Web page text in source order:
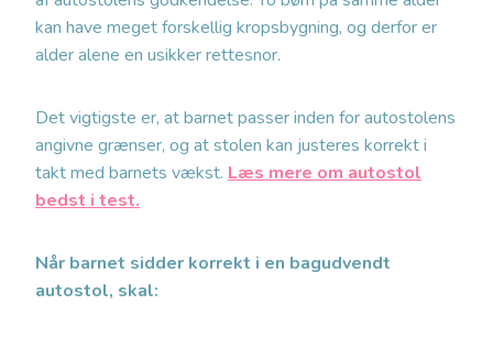
kan have meget forskellig kropsbygning, og derfor er
alder alene en usikker rettesnor.
Det vigtigste er, at barnet passer inden for autostolens
angivne grænser, og at stolen kan justeres korrekt i
takt med barnets vækst. Læs mere om autostol
bedst i test.
Når barnet sidder korrekt i en bagudvendt
autostol, skal: